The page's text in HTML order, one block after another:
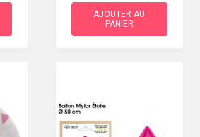
AJOUTER AU
PANIER